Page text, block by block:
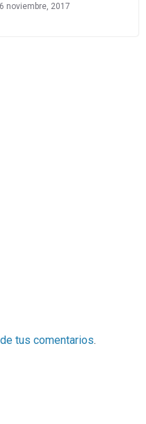
noviembre, 2017
tus comentarios.